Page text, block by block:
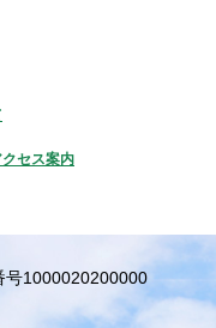
セス案内
号1000020200000